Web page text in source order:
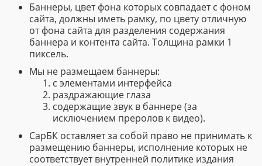
Баннеры, цвет фона которых совпадает с фоном
сайта, должны иметь рамку, по цвету отличную
от фона сайта для разделения содержания
баннера и контента сайта. Толщина рамки 1
пиксель.
Мы не размещаем баннеры:
с элементами интерфейса
раздражающие глаза
содержащие звук в баннере (за
исключением преролов к видео).
СарБК оставляет за собой право не принимать к
размещению баннеры, исполнение которых не
соответствует внутренней политике издания